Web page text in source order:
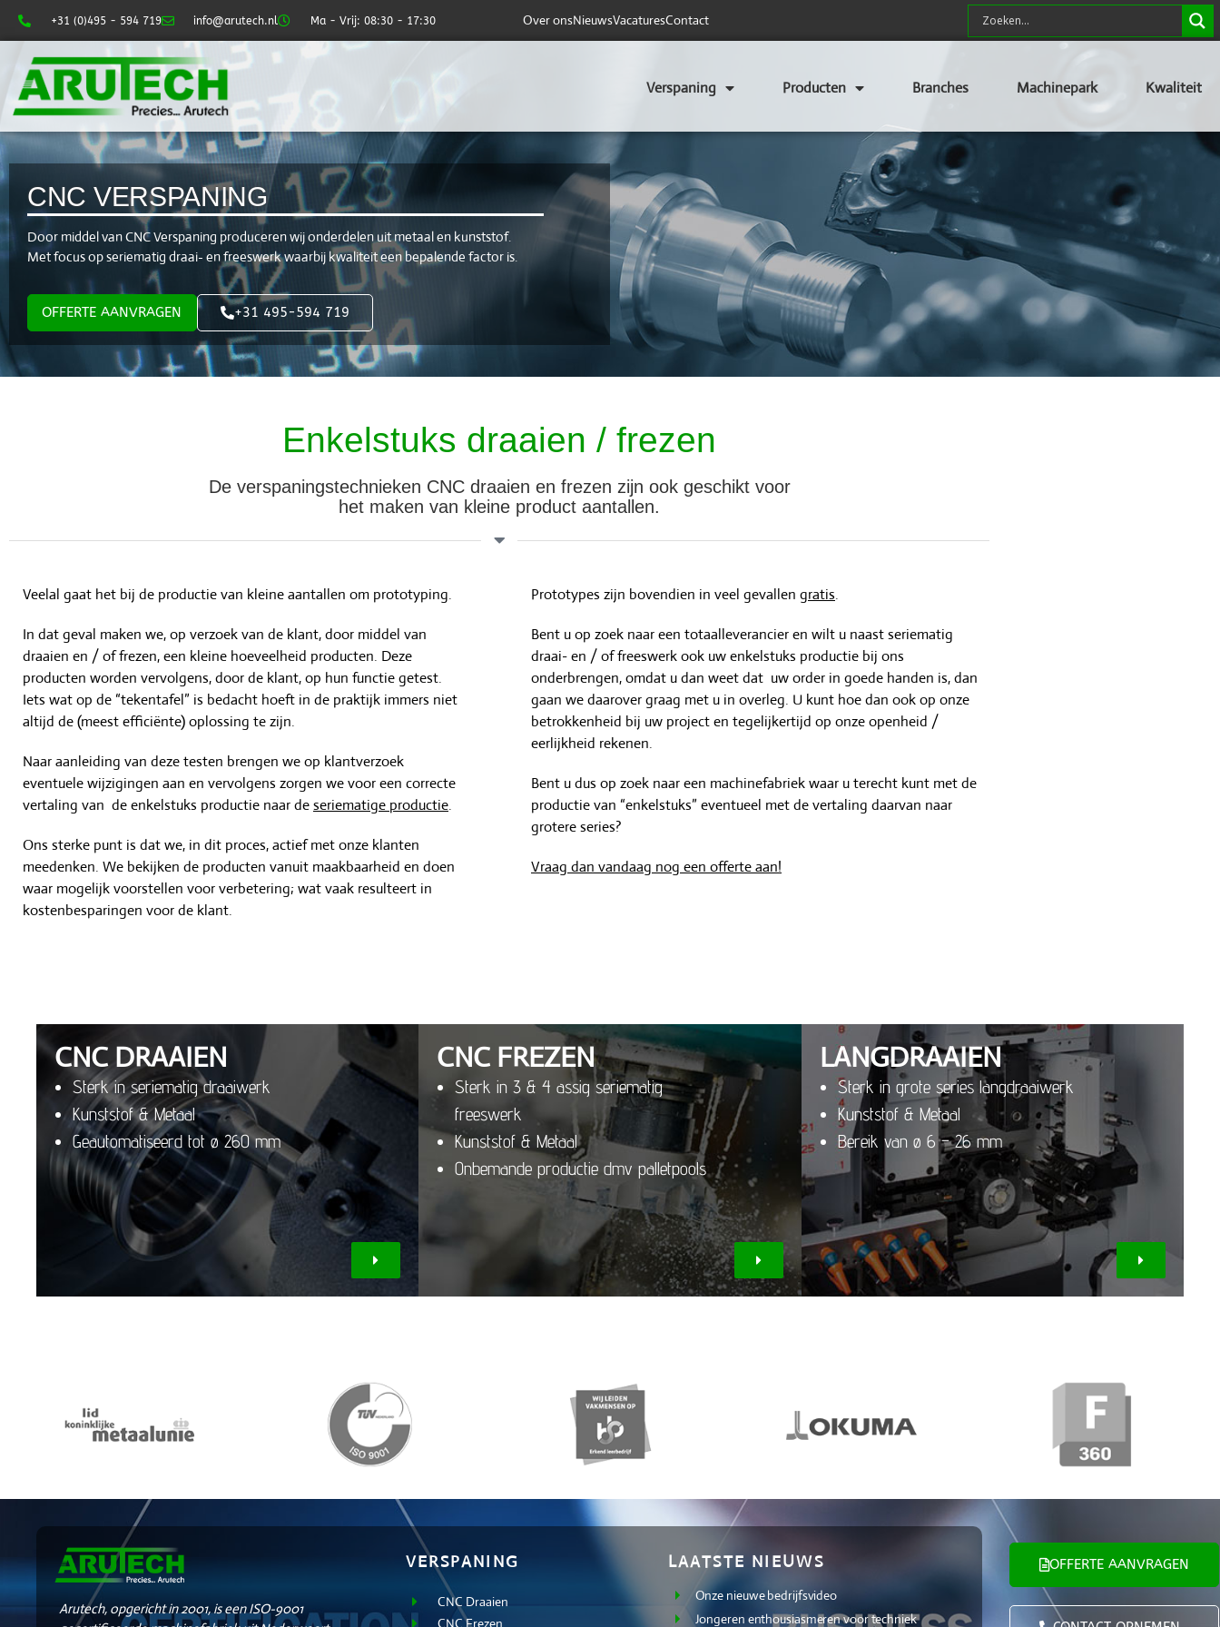
+31 (0)495 - 594 719 info@arutech.nl Ma - Vrij: 08:30 - 17:30 Over onsNieuwsVacaturesContact
Verspaning Producten Branches Machinepark Kwaliteit
CNC VERSPANING
Door middel van CNC Verspaning produceren wij onderdelen uit metaal en kunststof.
Met focus op seriematig draai- en freeswerk waarbij kwaliteit een bepalende factor is.
OFFERTE AANVRAGEN +31 495-594 719
Enkelstuks draaien / frezen
De verspaningstechnieken CNC draaien en frezen zijn ook geschikt voor
het maken van kleine product aantallen.
Veelal gaat het bij de productie van kleine aantallen om prototyping.
In dat geval maken we, op verzoek van de klant, door middel van
draaien en / of frezen, een kleine hoeveelheid producten. Deze
producten worden vervolgens, door de klant, op hun functie getest.
Iets wat op de “tekentafel” is bedacht hoeft in de praktijk immers niet
altijd de (meest efficiënte) oplossing te zijn.
Naar aanleiding van deze testen brengen we op klantverzoek
eventuele wijzigingen aan en vervolgens zorgen we voor een correcte
vertaling van de enkelstuks productie naar deseriematige productie.
Ons sterke punt is dat we, in dit proces, actief met onze klanten
meedenken. We bekijken de producten vanuit maakbaarheid en doen
waar mogelijk voorstellen voor verbetering; wat vaak resulteert in
kostenbesparingen voor de klant.
Prototypes zijn bovendien in veel gevallen gratis.
Bent u op zoek naar een totaalleverancier en wilt u naast seriematig
draai- en / of freeswerk ook uw enkelstuks productie bij ons
onderbrengen, omdat u dan weet dat uw order in goede handen is, dan
gaan we daarover graag met u in overleg. U kunt hoe dan ook op onze
betrokkenheid bij uw project en tegelijkertijd op onze openheid /
eerlijkheid rekenen.
Bent u dus op zoek naar een machinefabriek waar u terecht kunt met de
productie van “enkelstuks” eventueel met de vertaling daarvan naar
grotere series?
Vraag dan vandaag nog een offerte aan!
CNC DRAAIEN
Sterk in seriematig draaiwerk
Kunststof & Metaal
Geautomatiseerd tot ø 260 mm
CNC FREZEN
Sterk in 3 & 4 assig seriematig
freeswerk
Kunststof & Metaal
Onbemande productie dmv palletpools
LANGDRAAIEN
Sterk in grote series langdraaiwerk
Kunststof & Metaal
Bereik van ø 6 – 26 mm
Arutech, opgericht in 2001, is een ISO-9001
VERSPANING
CNC Draaien
CNC Frezen
LAATSTE NIEUWS
Onze nieuwe bedrijfsvideo
Jongeren enthousiasmeren voor techniek
OFFERTE AANVRAGEN